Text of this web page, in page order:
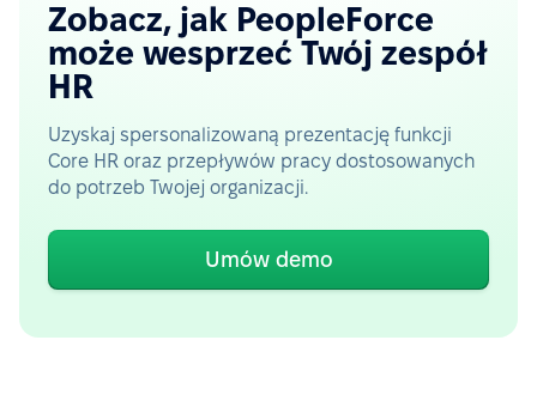
Zobacz, jak PeopleForce
może wesprzeć Twój zespół
HR
Uzyskaj spersonalizowaną prezentację funkcji
Core HR oraz przepływów pracy dostosowanych
do potrzeb Twojej organizacji.
Umów demo